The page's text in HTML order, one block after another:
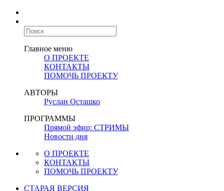
Главное меню
О ПРОЕКТЕ
КОНТАКТЫ
ПОМОЧЬ ПРОЕКТУ
АВТОРЫ
Руслан Осташко
ПРОГРАММЫ
Прямой эфир: СТРИМЫ
Новости дня
О ПРОЕКТЕ
КОНТАКТЫ
ПОМОЧЬ ПРОЕКТУ
СТАРАЯ ВЕРСИЯ